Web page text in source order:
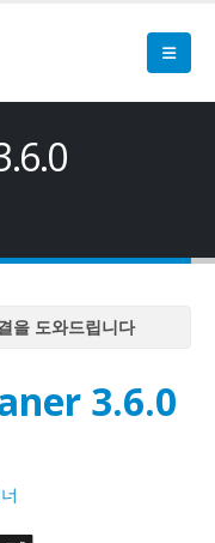
을 도와드립니다
을 도와드립니다
을 도와드립니다
을 도와드립니다
3.6.0